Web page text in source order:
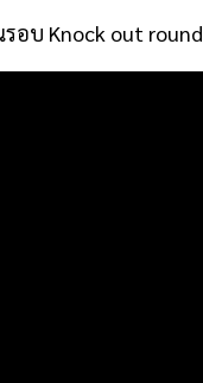
อบ Knock out round